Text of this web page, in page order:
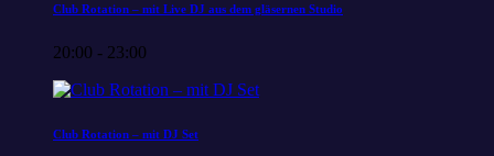
Club Rotation – mit Live DJ aus dem gläsernen Studio
20:00 - 23:00
Club Rotation – mit DJ Set